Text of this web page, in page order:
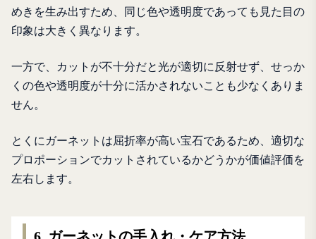
めきを生み出すため、同じ色や透明度であっても見た目の
印象は大きく異なります。
一方で、カットが不十分だと光が適切に反射せず、せっか
くの色や透明度が十分に活かされないことも少なくありま
せん。
とくにガーネットは屈折率が高い宝石であるため、適切な
プロポーションでカットされているかどうかが価値評価を
左右します。